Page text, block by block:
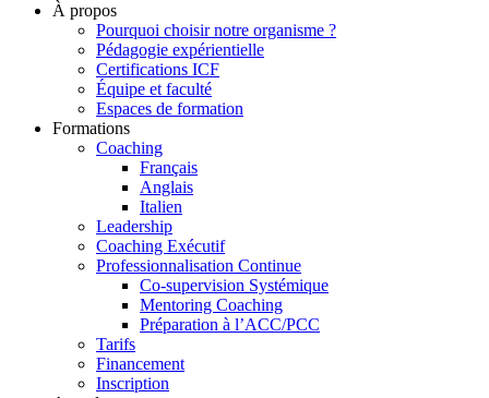
À propos
Pourquoi choisir notre organisme ?
Pédagogie expérientielle
Certifications ICF
Équipe et faculté
Espaces de formation
Formations
Coaching
Français
Anglais
Italien
Leadership
Coaching Exécutif
Professionnalisation Continue
Co-supervision Systémique
Mentoring Coaching
Préparation à l’ACC/PCC
Tarifs
Financement
Inscription